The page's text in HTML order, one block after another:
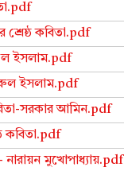
শ্রেষ্ঠ কবিতা.pdf
ইসলাম.pdf
ইসলাম.pdf
সরকার আমিন.pdf
কবিতা.pdf
নারায়ন মুখোপাধ্যায়.pdf